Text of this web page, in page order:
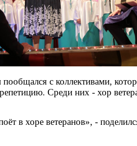
пообщался с коллективами,
Среди них - хор
в хоре ветеранов», -